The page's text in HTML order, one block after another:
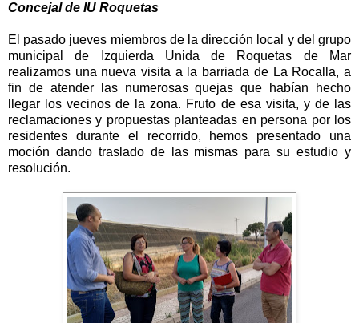
Concejal de IU Roquetas
El pasado jueves miembros de la dirección local y del grupo
municipal de Izquierda Unida de Roquetas de Mar
realizamos una nueva visita a la barriada de La Rocalla, a
fin de atender las numerosas quejas que habían hecho
llegar los vecinos de la zona. Fruto de esa visita, y de las
reclamaciones y propuestas planteadas en persona por los
residentes durante el recorrido, hemos presentado una
moción dando traslado de las mismas para su estudio y
resolución.